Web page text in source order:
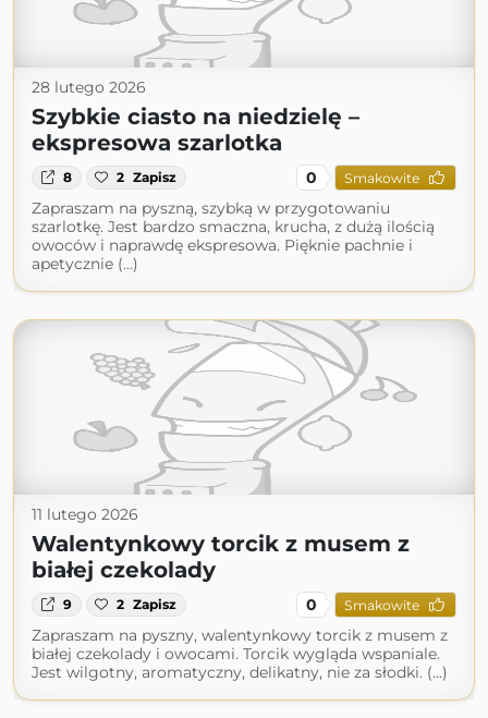
28 lutego 2026
Szybkie ciasto na niedzielę –
ekspresowa szarlotka
8 2 Zapisz 0 Smakowite
Zapraszam na pyszną, szybką w przygotowaniu
szarlotkę. Jest bardzo smaczna, krucha, z dużą ilością
owoców i naprawdę ekspresowa. Pięknie pachnie i
apetycznie (...)
11 lutego 2026
Walentynkowy torcik z musem z
białej czekolady
9 2 Zapisz 0 Smakowite
Zapraszam na pyszny, walentynkowy torcik z musem z
białej czekolady i owocami. Torcik wygląda wspaniale.
Jest wilgotny, aromatyczny, delikatny, nie za słodki. (...)